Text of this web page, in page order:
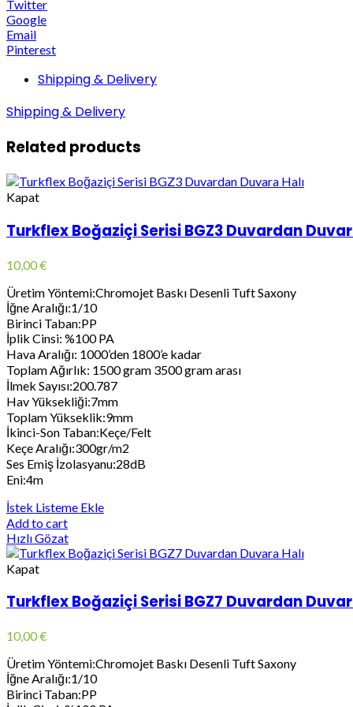
Twitter
Google
Email
Pinterest
Shipping & Delivery
Shipping & Delivery
Related products
Kapat
Turkflex Boğaziçi Serisi BGZ3 Duvardan
10,00€
Üretim Yöntemi:Chromojet Baskı Desenli Tuft Saxony
İğne Aralığı:1/10
Birinci Taban:PP
İplik Cinsi: %100 PA
Hava Aralığı: 1000’den 1800’e kadar
Toplam Ağırlık: 1500 gram 3500 gram arası
İlmek Sayısı:200.787
Hav Yüksekliği:7mm
Toplam Yükseklik:9mm
İkinci-Son Taban:Keçe/Felt
Keçe Aralığı:300gr/m2
Ses Emiş İzolasyanu:28dB
Eni:4m
İstek Listeme Ekle
Add to cart
Hızlı Gözat
Kapat
Turkflex Boğaziçi Serisi BGZ7 Duvardan
10,00€
Üretim Yöntemi:Chromojet Baskı Desenli Tuft Saxony
İğne Aralığı:1/10
Birinci Taban:PP